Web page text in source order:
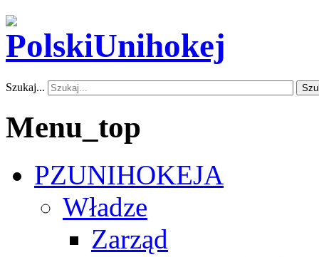
Szukaj...
Menu_top
PZUNIHOKEJA
Władze
Zarząd